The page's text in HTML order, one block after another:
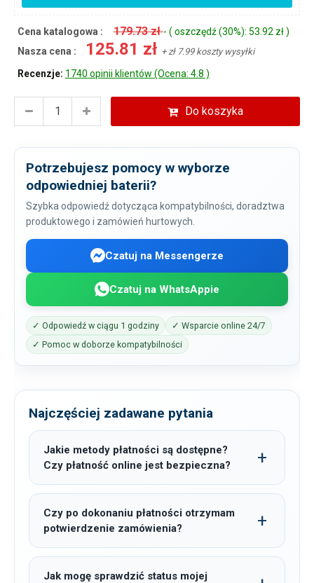
Cena katalogowa : 179.73 zł- ( oszczędź (30%): 53.92 zł )
Nasza cena :
125.81 zł + zł 7.99 koszty wysyłki
Recenzje: 1740 opinii klientów (Ocena: 4.8 )
Do koszyka
Potrzebujesz pomocy w wyborze
odpowiedniej baterii?
Szybka odpowiedź dotycząca kompatybilności, doradztwa
produktowego i zamówień hurtowych.
Czatuj na Messengerze
Czatuj na WhatsAppie
✓ Odpowiedź w ciągu 1 godziny
✓ Wsparcie online 24/7
✓ Pomoc w doborze kompatybilności
Najczęściej zadawane pytania
Jakie metody płatności są dostępne?
Czy płatność online jest bezpieczna?
Czy po dokonaniu płatności otrzymam
potwierdzenie zamówienia?
Jak mogę sprawdzić status mojej